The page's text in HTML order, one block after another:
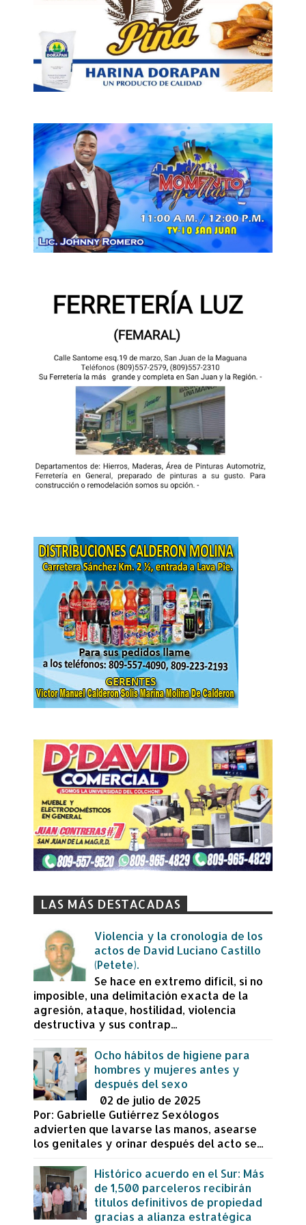
LAS MÁS DESTACADAS
Violencia y la cronología de los
actos de David Luciano Castillo
(Petete).
Se hace en extremo difícil, si no
imposible, una delimitación exacta de la
agresión, ataque, hostilidad, violencia
destructiva y sus contrap...
Ocho hábitos de higiene para
hombres y mujeres antes y
después del sexo
02 de julio de 2025
Por: Gabrielle Gutiérrez Sexólogos
advierten que lavarse las manos, asearse
los genitales y orinar después del acto se...
Histórico acuerdo en el Sur: Más
de 1,500 parceleros recibirán
títulos definitivos de propiedad
gracias a alianza estratégica